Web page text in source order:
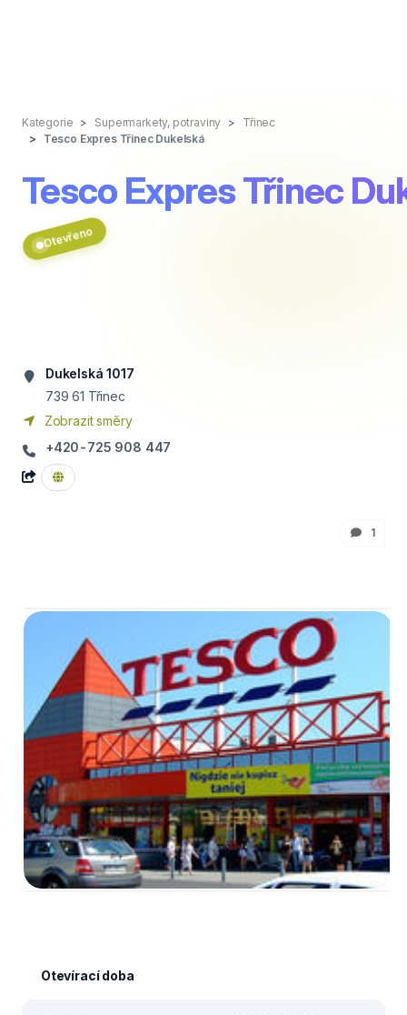
Kategorie Supermarkety, potraviny
Třinec
Tesco Expres Třinec Dukelská
Tesco Expres Třinec
Otevřeno
Dukelská 1017
739 61 Třinec
Zobrazit směry
+420-725 908 447
1
Otevírací doba